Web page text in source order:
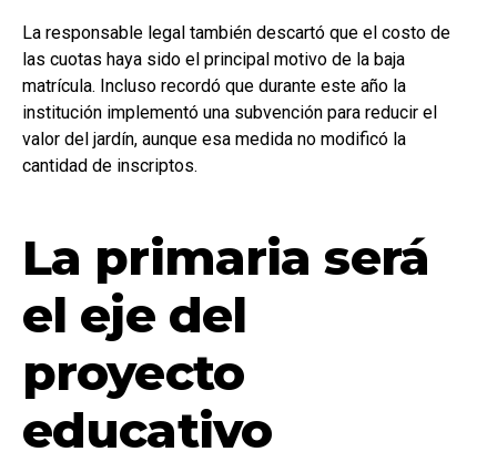
La responsable legal también descartó que el costo de
las cuotas haya sido el principal motivo de la baja
matrícula. Incluso recordó que durante este año la
institución implementó una subvención para reducir el
valor del jardín, aunque esa medida no modificó la
cantidad de inscriptos.
La primaria será
el eje del
proyecto
educativo